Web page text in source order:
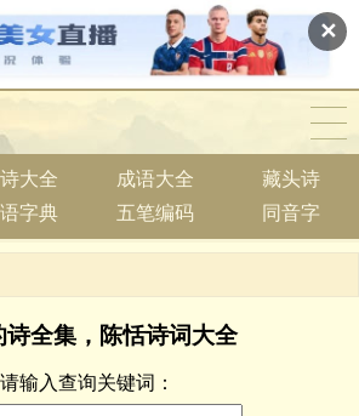
✕
大全 成语大全
藏头诗
字典 五笔编码 同音字
诗全集，陈恬诗词大全
请输入查询关键词：